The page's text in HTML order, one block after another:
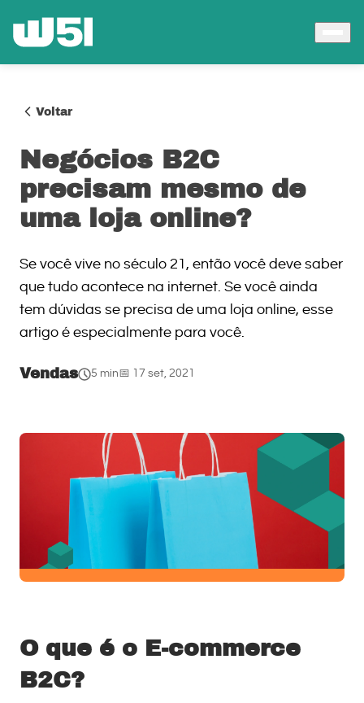
Voltar
Negócios B2C
precisam mesmo de
uma loja online?
Se você vive no século 21, então você deve saber
que tudo acontece na internet. Se você ainda
tem dúvidas se precisa de uma loja online, esse
artigo é especialmente para você.
Vendas 5 min 📅 17 set, 2021
O que é o E-commerce
B2C?